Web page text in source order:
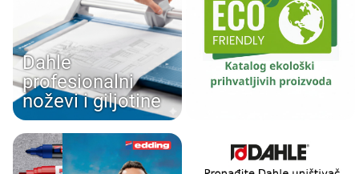
Dahle
profesionalni
noževi i giljotine